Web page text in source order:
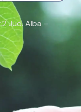
Jud. Alba –